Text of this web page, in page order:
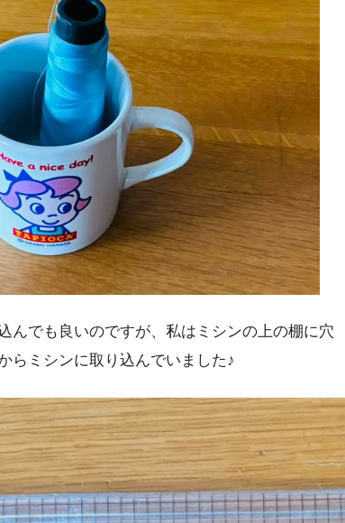
んでも良いのですが、私はミシンの上の棚に穴
らミシンに取り込んでいました♪